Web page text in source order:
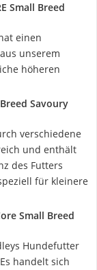
Small Breed
einen
unserem
höheren
Savoury
verschiedene
und enthält
des Futters
für kleinere
Small Breed
Hundefutter
handelt sich